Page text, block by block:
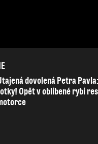
dovolená Petra
Opět v oblíbené rybí